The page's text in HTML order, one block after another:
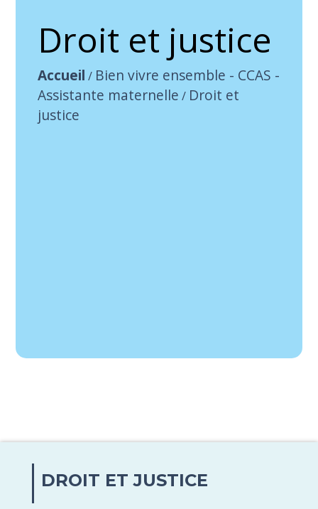
Droit et justice
Accueil / Bien vivre ensemble - CCAS -
Assistante maternelle / Droit et
justice
DROIT ET JUSTICE